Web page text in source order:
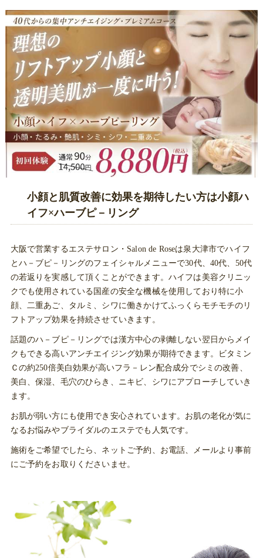
小顔と肌質改善に効果を期待したい方は小顔ハ
イフ×ハーブピ－リング
大阪で営業するエステサロン・Salon de Roseは泉大津市でハイフ
とハ－ブピ－リングのフェイシャルメニューで30代、40代、50代
の若返りを実感して頂くことができます。ハイフは美容クリニッ
クでも使用されている国産の安全な機械を使用しており特に小
顔、二重あご、タルミ、シワに働きかけてふっくらモチモチのリ
フトアップ効果を持続させていきます。
話題のハ－ブピ－リングでは漢方中心の剥離しない翌日からメイ
クもできる高いアンチエイジング効果が期待できます。ビタミン
Ｃの約250倍美白効果が高いフラ－レン配合成分でシミの改善、
美白、保湿、毛穴のひらき、ニキビ、シワにアプローチしていき
ます。
お肌が弱い方にも使用でき安心されています。お肌の老化が気に
なるお悩みやブライダルのエステでも人気です。
施術をご希望でしたら、ネットご予約、お電話、メールより事前
にご予約をお取りくださいませ。